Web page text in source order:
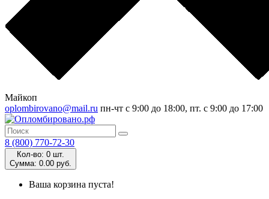
Майкоп
oplombirovano@mail.ru пн-чт с 9:00 до 18:00, пт. с 9:00 до 17:00
8 (800) 770-72-30
Кол-во: 0 шт.
Cумма: 0.00 руб.
Ваша корзина пуста!